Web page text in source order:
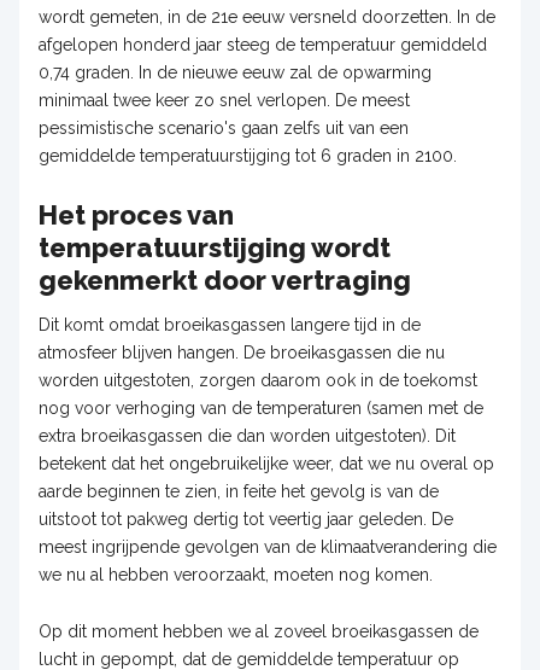
wordt gemeten, in de 21e eeuw versneld doorzetten. In de
afgelopen honderd jaar steeg de temperatuur gemiddeld
0,74 graden. In de nieuwe eeuw zal de opwarming
minimaal twee keer zo snel verlopen. De meest
pessimistische scenario's gaan zelfs uit van een
gemiddelde temperatuurstijging tot 6 graden in 2100.
Het proces van
temperatuurstijging wordt
gekenmerkt door vertraging
Dit komt omdat broeikasgassen langere tijd in de
atmosfeer blijven hangen. De broeikasgassen die nu
worden uitgestoten, zorgen daarom ook in de toekomst
nog voor verhoging van de temperaturen (samen met de
extra broeikasgassen die dan worden uitgestoten). Dit
betekent dat het ongebruikelijke weer, dat we nu overal op
aarde beginnen te zien, in feite het gevolg is van de
uitstoot tot pakweg dertig tot veertig jaar geleden. De
meest ingrijpende gevolgen van de klimaatverandering die
we nu al hebben veroorzaakt, moeten nog komen.
Op dit moment hebben we al zoveel broeikasgassen de
lucht in gepompt, dat de gemiddelde temperatuur op